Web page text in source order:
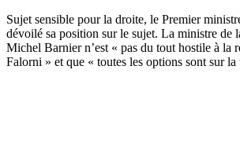
Sujet sensible pour la droite, le Premier
dévoilé sa position sur le sujet. La ministre de
Michel Barnier n’est « pas du tout hostile à la
Falorni » et que « toutes les options sont sur la